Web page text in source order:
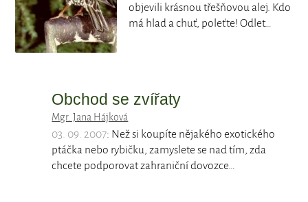
objevili krásnou třešňovou alej. Kdo
má hlad a chuť, poleťte! Odlet…
Obchod se zvířaty
Mgr. Jana Hájková
03. 09. 2007: Než si koupíte nějakého exotického
ptáčka nebo rybičku, zamyslete se nad tím, zda
chcete podporovat zahraniční dovozce…